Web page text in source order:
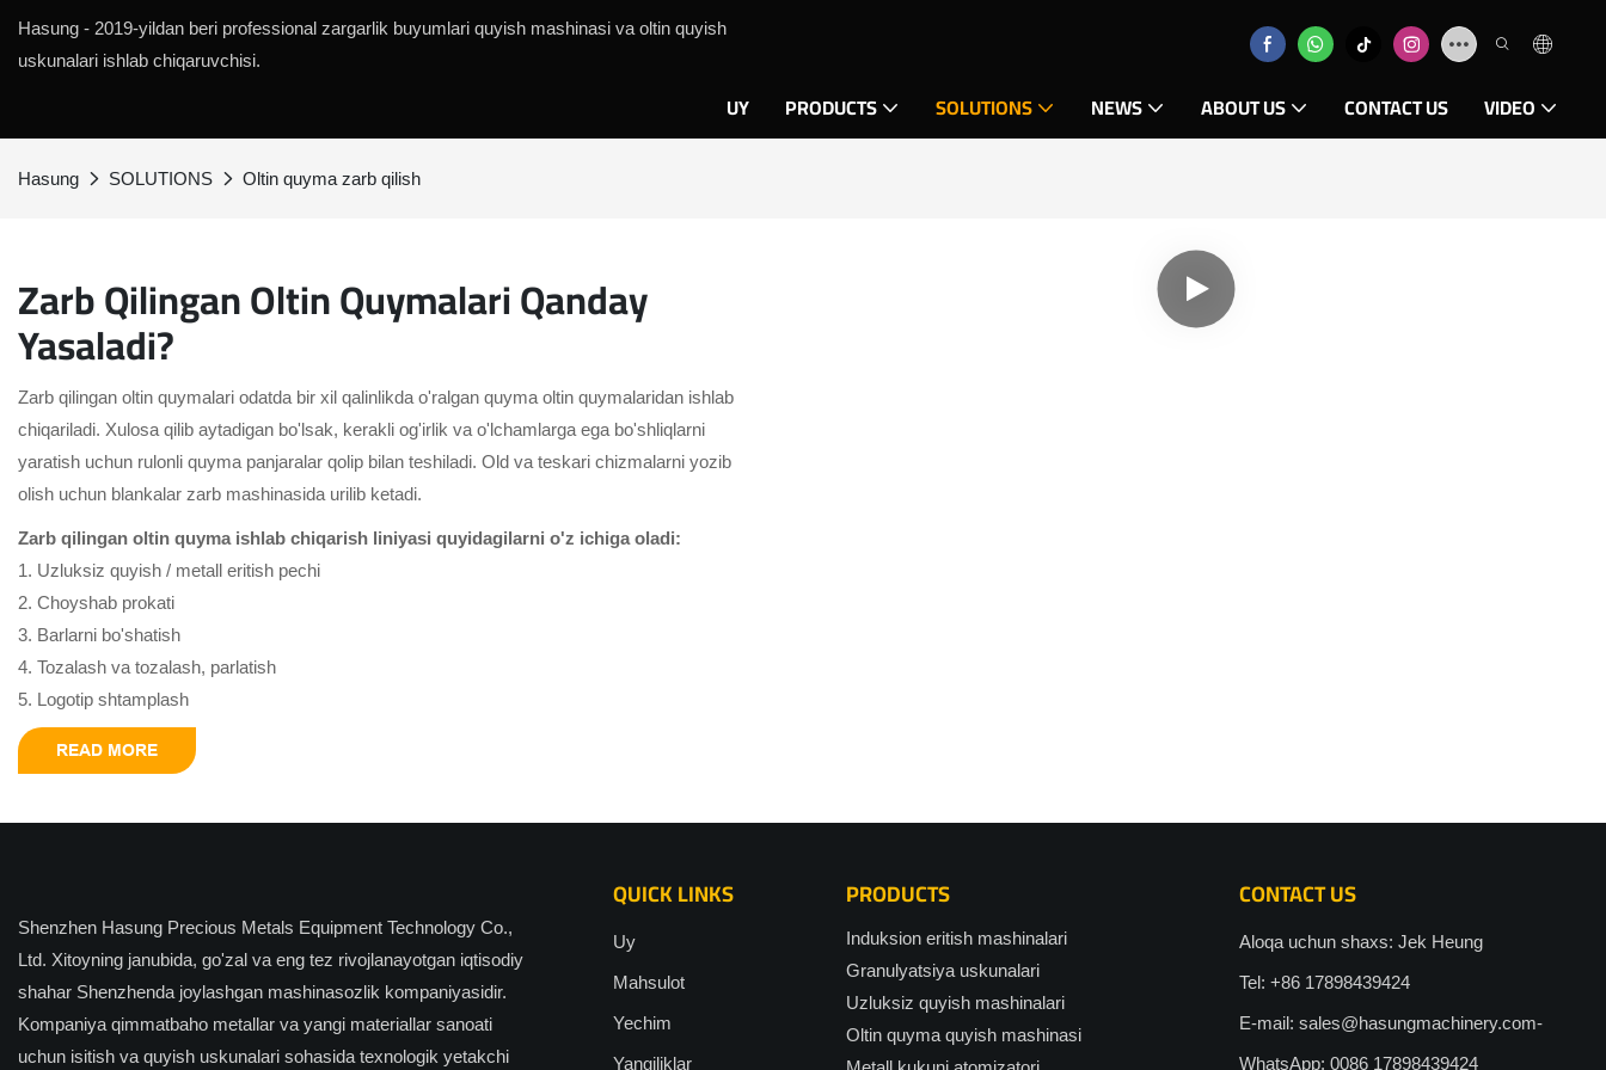
Hasung - 2019-yildan beri professional zargarlik buyumlari quyish mashinasi va oltin quyish
uskunalari ishlab chiqaruvchisi.
UY PRODUCTS SOLUTIONS NEWS ABOUT US CONTACT US VIDEO
Hasung SOLUTIONS Oltin quyma zarb qilish
Zarb Qilingan Oltin Quymalari Qanday
Yasaladi?
Zarb qilingan oltin quymalari odatda bir xil qalinlikda o'ralgan quyma oltin quymalaridan ishlab
chiqariladi. Xulosa qilib aytadigan bo'lsak, kerakli og'irlik va o'lchamlarga ega bo'shliqlarni
yaratish uchun rulonli quyma panjaralar qolip bilan teshiladi. Old va teskari chizmalarni yozib
olish uchun blankalar zarb mashinasida urilib ketadi.
Zarb qilingan oltin quyma ishlab chiqarish liniyasi quyidagilarni o'z ichiga oladi:
1. Uzluksiz quyish / metall eritish pechi
2. Choyshab prokati
3. Barlarni bo'shatish
4. Tozalash va tozalash, parlatish
5. Logotip shtamplash
READ MORE
Shenzhen Hasung Precious Metals Equipment Technology Co.,
Ltd. Xitoyning janubida, go'zal va eng tez rivojlanayotgan iqtisodiy
shahar Shenzhenda joylashgan mashinasozlik kompaniyasidir.
Kompaniya qimmatbaho metallar va yangi materiallar sanoati
uchun isitish va quyish uskunalari sohasida texnologik yetakchi
QUICK LINKS
Uy
Mahsulot
Yechim
Yangiliklar
PRODUCTS
Induksion eritish mashinalari
Granulyatsiya uskunalari
Uzluksiz quyish mashinalari
Oltin quyma quyish mashinasi
CONTACT US
Aloqa uchun shaxs: Jek Heung
Tel: +86 17898439424
E-mail: sales@hasungmachinery.com-
WhatsApp: 0086 17898439424